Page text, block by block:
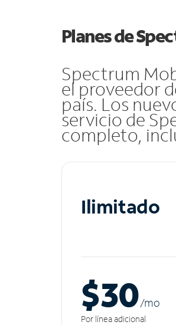
Planes de
Spectrum
el proveedor
país. Los
servicio de
completo,
Ilimitado
$30/mo
Por línea adicional